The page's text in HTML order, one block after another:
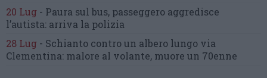
20 Lug - Paura sul bus, passeggero aggredisce
l’autista: arriva la polizia
28 Lug - Schianto contro un albero lungo via
Clementina: malore al volante, muore un 70enne